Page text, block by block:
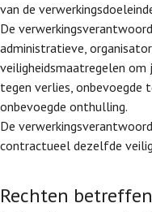
van de
De
administratieve,
veiligheidsmaatregelen om
tegen verlies, onbevoegde
onbevoegde onthulling.
De
contractueel dezelfde
Rechten